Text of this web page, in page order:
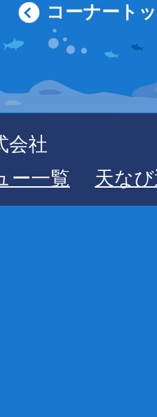
コーナート
会社
ー一覧
天な